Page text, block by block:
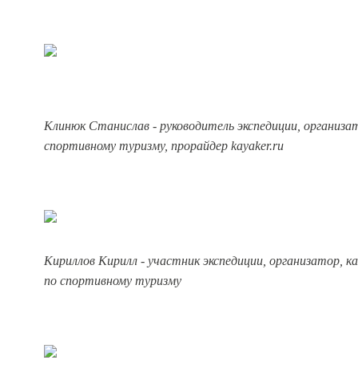
Клинюк Станислав - руководитель экспедиции,
спортивному туризму, прорайдер kayaker.ru
Кириллов Кирилл - участник экспедиции, организатор,
по спортивному туризму